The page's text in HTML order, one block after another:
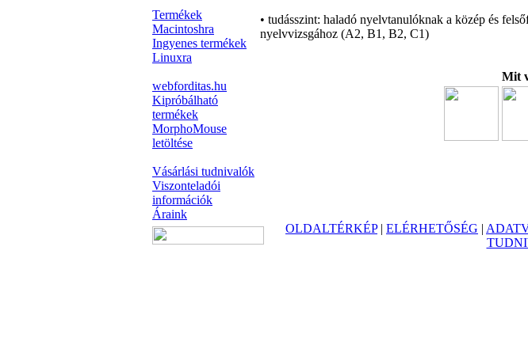
Termékek
Macintoshra
Ingyenes termékek
Linuxra
webforditas.hu
Kipróbálható
termékek
MorphoMouse
letöltése
Vásárlási tudnivalók
Viszonteladói
információk
Áraink
• tudásszint: haladó nyelvtanulóknak a közép és
nyelvvizsgához (A2, B1, B2, C1)
Mit
OLDALTÉRKÉP| ELÉRHETŐSÉG |